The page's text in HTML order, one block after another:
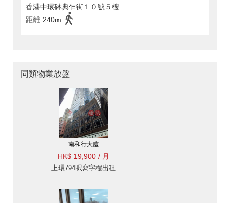
香港中環砵典乍街１０號５樓
距離 240m
同類物業放盤
南和行大廈
HK$ 19,900 / 月
上環794呎寫字樓出租